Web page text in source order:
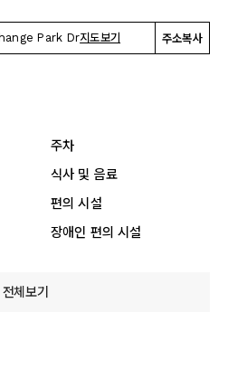
Park Dr지도보기 주소복사
주차
식사 및 음료
편의 시설
장애인 편의 시설
전체보기